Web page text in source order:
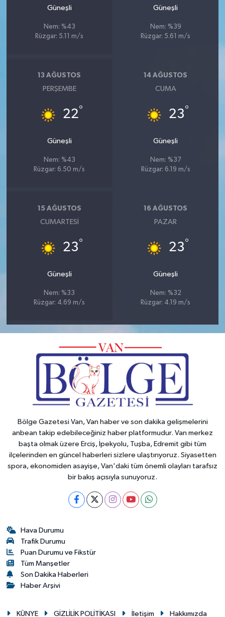
Güneşli
Nem: %43
Rüzgar: 5.11 m/s
Güneşli
Nem: %39
Rüzgar: 5.61 m/s
13 AĞUSTOS
PERŞEMBE
22°
Güneşli
Nem: %43
Rüzgar: 6.50 m/s
14 AĞUSTOS
CUMA
23°
Güneşli
Nem: %37
Rüzgar: 6.19 m/s
15 AĞUSTOS
CUMARTESI
23°
Güneşli
Nem: %33
Rüzgar: 4.69 m/s
16 AĞUSTOS
PAZAR
23°
Güneşli
Nem: %32
Rüzgar: 4.19 m/s
Bölge Gazetesi Van, Van haber ve son dakika gelişmelerini
anbean takip edebileceğiniz haber platformudur. Van merkez
başta olmak üzere Erciş, İpekyolu, Tuşba, Edremit gibi tüm
ilçelerinden en güncel haberleri sizlere ulaştırıyoruz. Siyasetten
spora, ekonomiden asayişe, Van'daki tüm önemli olayları tarafsız
bir bakış açısıyla sunuyoruz.
Hava Durumu
Trafik Durumu
Puan Durumu ve Fikstür
Tüm Manşetler
Son Dakika Haberleri
Haber Arşivi
KÜNYE GİZLİLİK POLİTİKASI İletişim Hakkımızda